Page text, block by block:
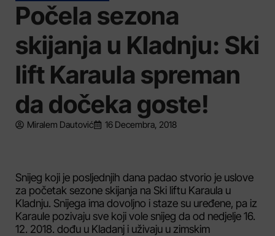
Počela sezona
skijanja u Kladnju: Ski
lift Karaula spreman
da dočeka goste!
Miralem Dautović 16 Decembra, 2018
Snijeg koji je posljednjih dana padao stvorio je uslove
za početak sezone skijanja na Ski liftu Karaula u
Kladnju. Snijega ima dovoljno i staze su uređene, pa iz
Karaule pozivaju sve koji vole snijeg da od nedjelje 16.
12. 2018. dođu u Kladanj i uživaju u zimskim